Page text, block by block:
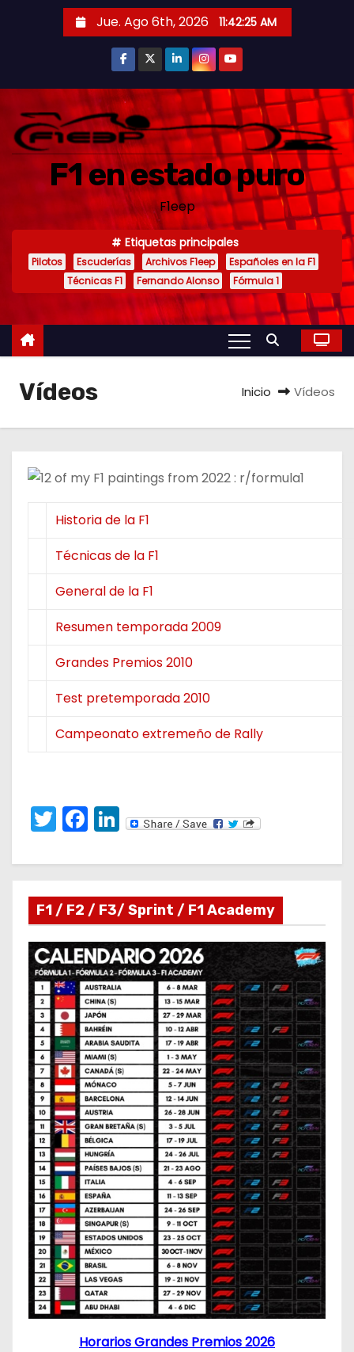
i
Jue. Ago 6th, 2026 11:42:27 AM
F1 en estado puro
F1eep
Etiquetas principales
Pilotos Escuderías Archivos F1eep
Españoles en la F1
Técnicas F1
Fernando Alonso Fórmula 1
Vídeos Inicio Vídeos
Historia de la F1
Técnicas de la F1
General de la F1
Resumen temporada 2009
Grandes Premios 2010
Test pretemporada 2010
Campeonato extremeño de Rally
T
itt
er
F
c
e
b
o
o
k
Li
k
e
dI
n
F1 / F2 / F3/ Sprint / F1 Academy
Horarios Grandes Premios 2026